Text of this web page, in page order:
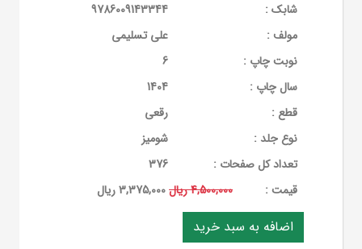
شابک :
9786009143344
مولف :
علی تسلیمی
نوبت چاپ :
6
سال چاپ :
1404
قطع :
رقعی
نوع جلد :
شومیز
تعداد کل صفحات :
376
قيمت :
4,500,000 ریال 3,375,000 ریال